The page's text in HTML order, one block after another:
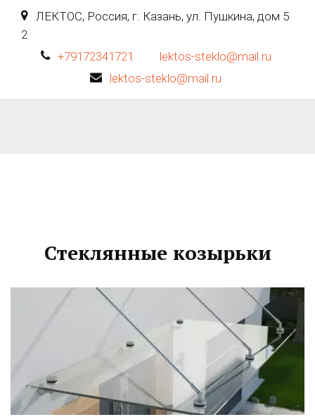
ЛЕКТОС, Россия, г. Казань, ул. Пушкина, дом 5
2
+79172341721
lektos-steklo@mail.ru
lektos-steklo@mail.ru
Стеклянные козырьки